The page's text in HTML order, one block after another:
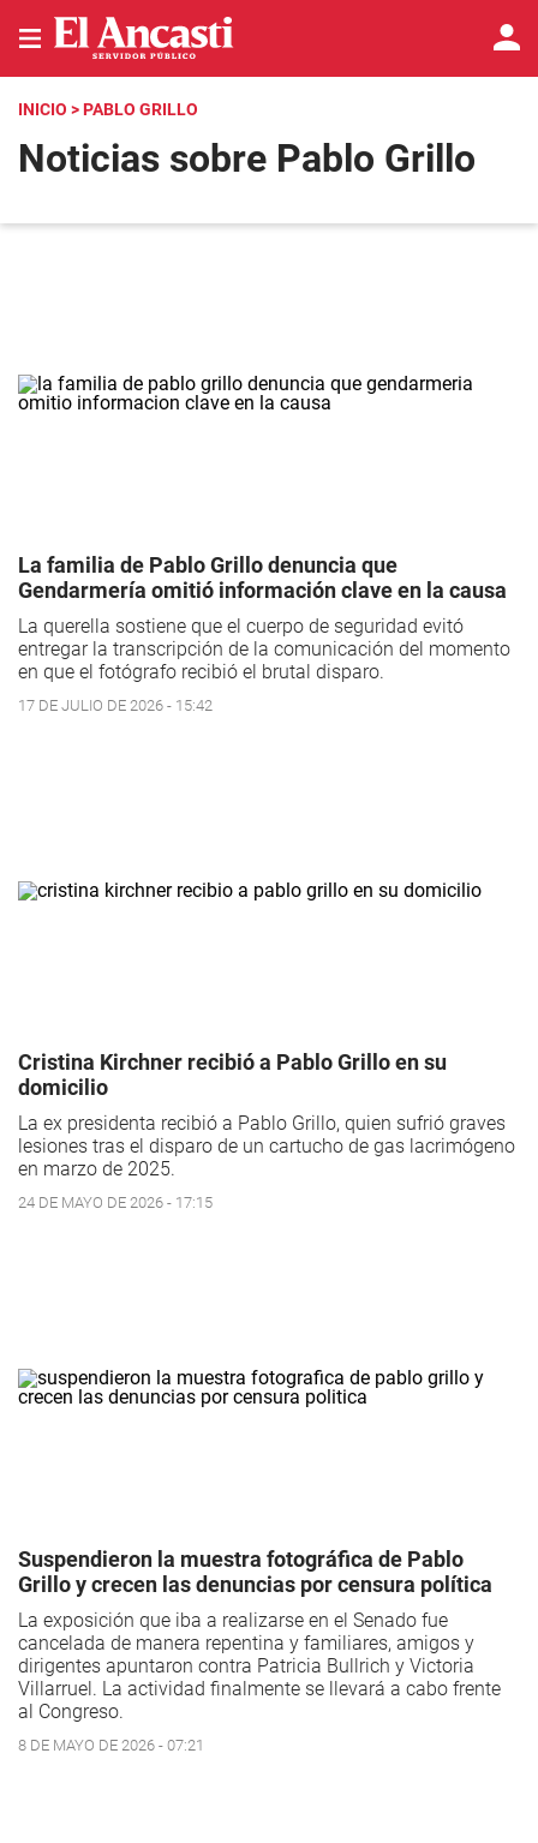
INICIO > PABLO GRILLO
Noticias sobre Pablo Grillo
La familia de Pablo Grillo denuncia que
Gendarmería omitió información clave en la causa
La querella sostiene que el cuerpo de seguridad evitó
entregar la transcripción de la comunicación del momento
en que el fotógrafo recibió el brutal disparo.
17 DE JULIO DE 2026 - 15:42
Cristina Kirchner recibió a Pablo Grillo en su
domicilio
La ex presidenta recibió a Pablo Grillo, quien sufrió graves
lesiones tras el disparo de un cartucho de gas lacrimógeno
en marzo de 2025.
24 DE MAYO DE 2026 - 17:15
Suspendieron la muestra fotográfica de Pablo
Grillo y crecen las denuncias por censura política
La exposición que iba a realizarse en el Senado fue
cancelada de manera repentina y familiares, amigos y
dirigentes apuntaron contra Patricia Bullrich y Victoria
Villarruel. La actividad finalmente se llevará a cabo frente
al Congreso.
8 DE MAYO DE 2026 - 07:21